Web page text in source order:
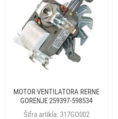
MOTOR VENTILATORA RERNE
GORENJE 259397-598534
ORIGINAL
Šifra artikla: 317GO002